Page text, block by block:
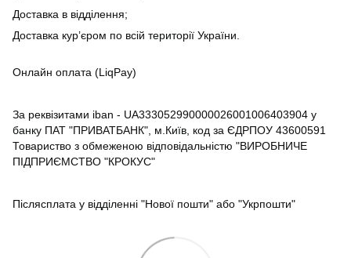
Доставка в відділення;
Доставка кур’єром по всій території України.
Онлайн оплата (LiqPay)
За реквізитами iban - UA333052990000026001006403904 у
банку ПАТ "ПРИВАТБАНК", м.Київ, код за ЄДРПОУ 43600591
Товариство з обмеженою відповідальністю "ВИРОБНИЧЕ
ПІДПРИЄМСТВО "КРОКУС"
Післясплата у відділенні "Нової пошти" або "Укрпошти"